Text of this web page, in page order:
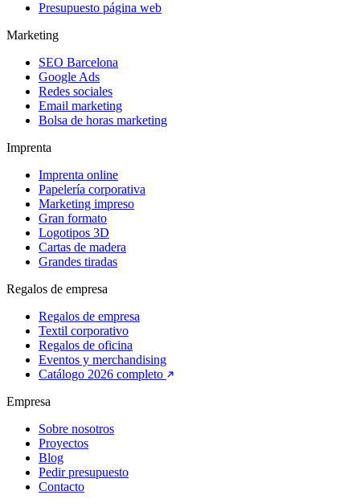
Presupuesto página web
Marketing
SEO Barcelona
Google Ads
Redes sociales
Email marketing
Bolsa de horas marketing
Imprenta
Imprenta online
Papelería corporativa
Marketing impreso
Gran formato
Logotipos 3D
Cartas de madera
Grandes tiradas
Regalos de empresa
Regalos de empresa
Textil corporativo
Regalos de oficina
Eventos y merchandising
Catálogo 2026 completo
Empresa
Sobre nosotros
Proyectos
Blog
Pedir presupuesto
Contacto